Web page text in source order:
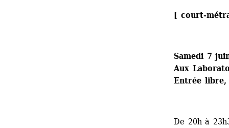
[ court-
Samedi 7
Aux
Entrée libre,
De 20h à